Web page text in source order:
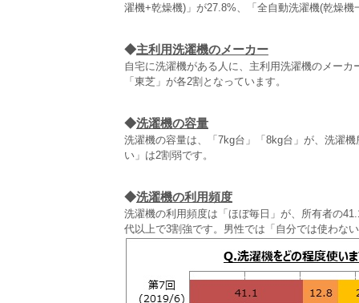
濯機+乾燥機)」が27.8%、「全自動洗濯機(乾燥
◆主利用洗濯機のメーカー
自宅に洗濯機がある人に、主利用洗濯機のメー
「東芝」が各2割となっています。
◆洗濯機の容量
洗濯機の容量は、「7kg台」「8kg台」が、洗濯
い」は2割弱です。
◆洗濯機の利用頻度
洗濯機の利用頻度は「ほぼ毎日」が、所有者の
代以上で3割強です。男性では「自分では使わな